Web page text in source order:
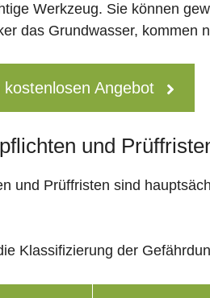
Werkzeug. Sie können
das Grundwasser, kommen
Angebot
und
und Prüffristen sind
Klassifizierung der